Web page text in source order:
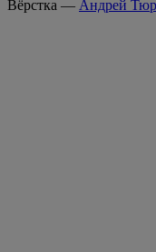
Вёрстка — Андрей